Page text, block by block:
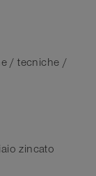
/ tecniche /
zincato